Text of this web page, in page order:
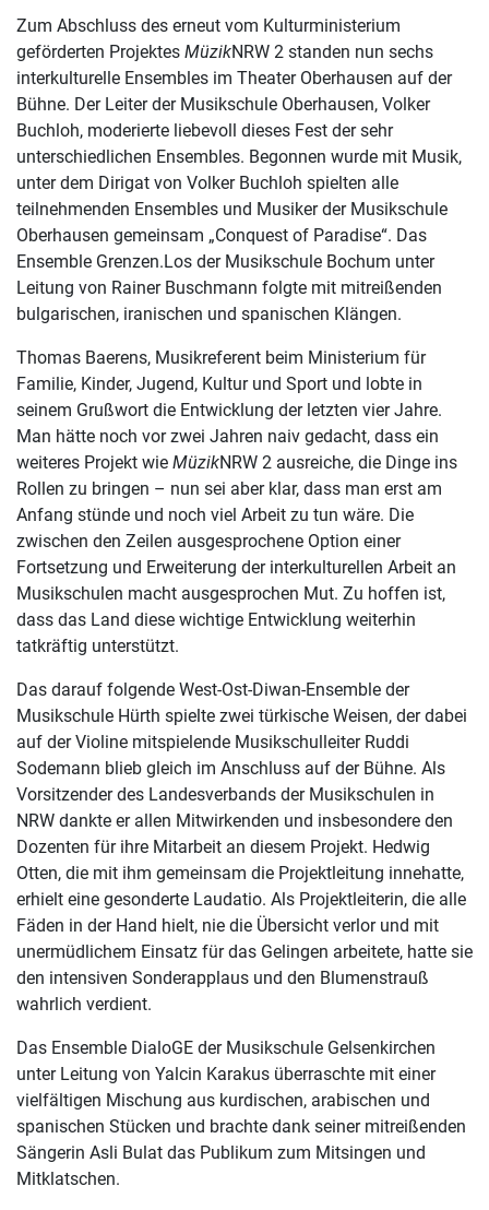
Zum Abschluss des erneut vom Kulturministerium
geförderten Projektes MüzikNRW 2 standen nun sechs
interkulturelle Ensembles im Theater Oberhausen auf der
Bühne. Der Leiter der Musikschule Oberhausen, Volker
Buchloh, moderierte liebevoll dieses Fest der sehr
unterschiedlichen Ensembles. Begonnen wurde mit Musik,
unter dem Dirigat von Volker Buchloh spielten alle
teilnehmenden Ensembles und Musiker der Musikschule
Oberhausen gemeinsam „Conquest of Paradise“. Das
Ensemble Grenzen.Los der Musikschule Bochum unter
Leitung von Rainer Buschmann folgte mit mitreißenden
bulgarischen, iranischen und spanischen Klängen.
Thomas Baerens, Musikreferent beim Ministerium für
Familie, Kinder, Jugend, Kultur und Sport und lobte in
seinem Grußwort die Entwicklung der letzten vier Jahre.
Man hätte noch vor zwei Jahren naiv gedacht, dass ein
weiteres Projekt wie MüzikNRW 2 ausreiche, die Dinge ins
Rollen zu bringen – nun sei aber klar, dass man erst am
Anfang stünde und noch viel Arbeit zu tun wäre. Die
zwischen den Zeilen ausgesprochene Option einer
Fortsetzung und Erweiterung der interkulturellen Arbeit an
Musikschulen macht ausgesprochen Mut. Zu hoffen ist,
dass das Land diese wichtige Entwicklung weiterhin
tatkräftig unterstützt.
Das darauf folgende West-Ost-Diwan-Ensemble der
Musikschule Hürth spielte zwei türkische Weisen, der dabei
auf der Violine mitspielende Musikschulleiter Ruddi
Sodemann blieb gleich im Anschluss auf der Bühne. Als
Vorsitzender des Landesverbands der Musikschulen in
NRW dankte er allen Mitwirkenden und insbesondere den
Dozenten für ihre Mitarbeit an diesem Projekt. Hedwig
Otten, die mit ihm gemeinsam die Projektleitung innehatte,
erhielt eine gesonderte Laudatio. Als Projektleiterin, die alle
Fäden in der Hand hielt, nie die Übersicht verlor und mit
unermüdlichem Einsatz für das Gelingen arbeitete, hatte sie
den intensiven Sonderapplaus und den Blumenstrauß
wahrlich verdient.
Das Ensemble DialoGE der Musikschule Gelsenkirchen
unter Leitung von Yalcin Karakus überraschte mit einer
vielfältigen Mischung aus kurdischen, arabischen und
spanischen Stücken und brachte dank seiner mitreißenden
Sängerin Asli Bulat das Publikum zum Mitsingen und
Mitklatschen.